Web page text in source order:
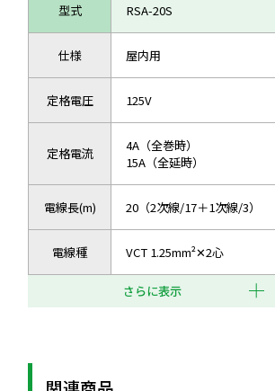
型式 RSA-20S
仕様 屋内用
定格電圧 125V
定格電流
4A（全巻時）
15A（全延時）
電線長(m) 20（2次線/17＋1次線/3）
電線種 VCT 1.25mm²✕2心
さらに表示